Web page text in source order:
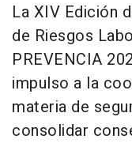
La XIV Edición
de Riesgos
PREVENCIA
impulso a la
materia de
consolidar